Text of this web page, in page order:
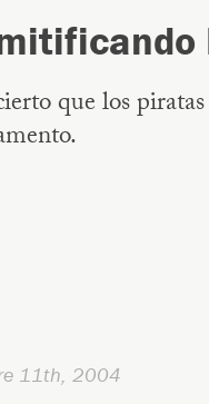
que los
11th, 2004